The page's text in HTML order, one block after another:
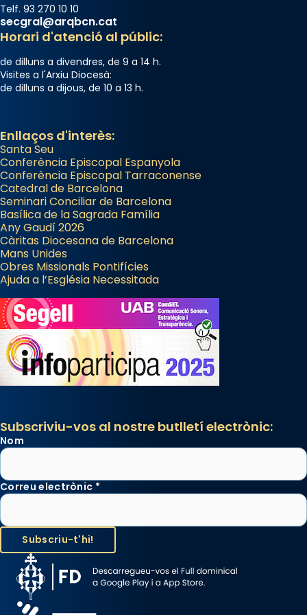
Telf. 93 270 10 10
secgral@arqbcn.cat
Horari d'atenció al públic:
de dilluns a divendres, de 9 a 14 h.
Visites a l'Arxiu Diocesà:
de dilluns a dijous, de 10 a 13 h.
Enllaços d'interès:
Santa Seu
Conferència Episcopal Espanyola
Conferència Episcopal Tarraconense
Catedral de Barcelona
Seminari Conciliar de Barcelona
Basílica de la Sagrada Família
Any Gaudí 2026
Càritas Diocesana de Barcelona
Mans Unides
Obres Missionals Pontifícies
Ajuda a l’Església Necessitada
Subscriviu-vos al nostre butlletí electrònic:
Nom
Correu electrònic *